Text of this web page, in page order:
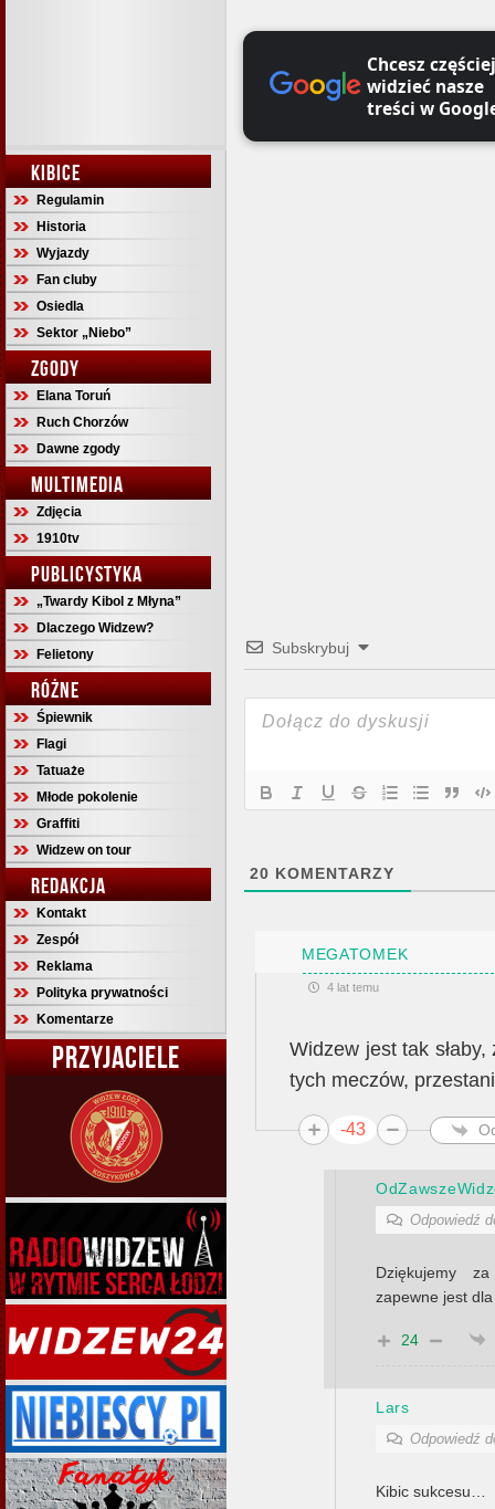
KIBICE
Regulamin
Historia
Wyjazdy
Fan cluby
Osiedla
Sektor „Niebo”
ZGODY
Elana Toruń
Ruch Chorzów
Dawne zgody
MULTIMEDIA
Zdjęcia
1910tv
PUBLICYSTYKA
„Twardy Kibol z Młyna”
Dlaczego Widzew?
Felietony
RÓŻNE
Śpiewnik
Flagi
Tatuaże
Młode pokolenie
Graffiti
Widzew on tour
REDAKCJA
Kontakt
Zespół
Reklama
Polityka prywatności
Komentarze
PRZYJACIELE
Chcesz częściej
widzieć nasze
treści w
Subskrybuj
20 KOMENTARZY
MEGATOMEK
4 lat temu
Widzew jest tak
tych meczów,
-43
Odpowiedź
Dziękujemy
zapewne jest
24
Lars
Odpowiedź
Kibic sukcesu…